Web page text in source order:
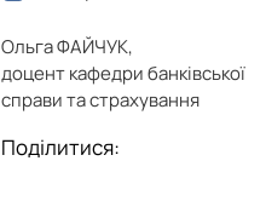
Ольга ФАЙЧУК,
доцент кафедри банківської
справи та страхування
Поділитися: